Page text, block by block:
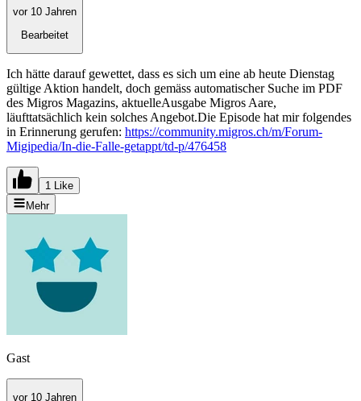
vor 10 Jahren
Bearbeitet
Ich hätte darauf gewettet, dass es sich um eine ab heute Dienstag
gültige Aktion handelt, doch gemäss automatischer Suche im PDF
des Migros Magazins, aktuelleAusgabe Migros Aare,
läufttatsächlich kein solches Angebot.Die Episode hat mir folgendes
in Erinnerung gerufen: https://community.migros.ch/m/Forum-
Migipedia/In-die-Falle-getappt/td-p/476458
1 Like
Mehr
Gast
vor 10 Jahren